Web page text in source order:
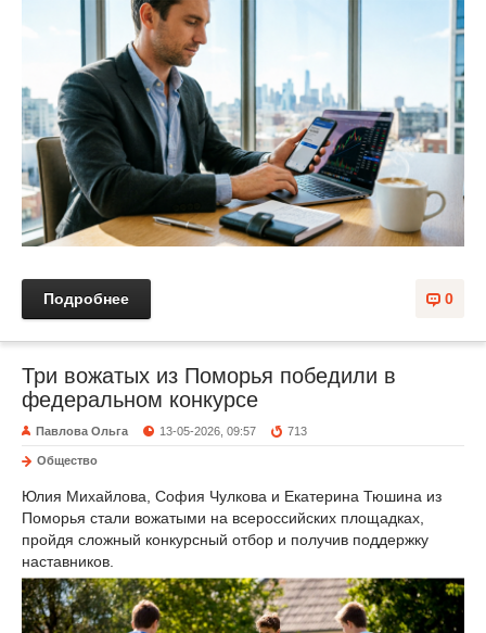
0
Подробнее
Три вожатых из Поморья победили в
федеральном конкурсе
Павлова Ольга 13-05-2026, 09:57 713
Общество
Юлия Михайлова, София Чулкова и Екатерина Тюшина из
Поморья стали вожатыми на всероссийских площадках,
пройдя сложный конкурсный отбор и получив поддержку
наставников.